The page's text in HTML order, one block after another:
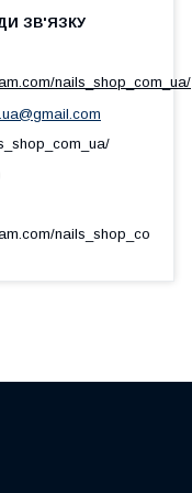
nails_shop_com_ua/
nails_shop_co